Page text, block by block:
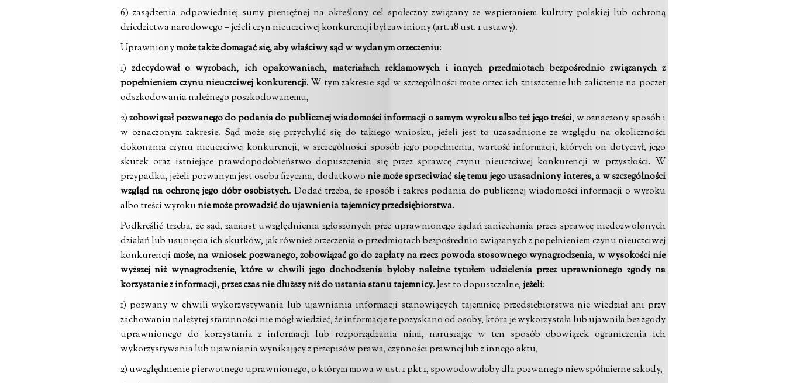
6) zasądzenia odpowiedniej sumy pieniężnej na określony cel społeczny związany ze wspieraniem kultury polskiej lub ochroną
dziedzictwa narodowego – jeżeli czyn nieuczciwej konkurencji był zawiniony (art. 18 ust. 1 ustawy).
Uprawnionymoże także domagać się, aby właściwy sąd w wydanym orzeczeniu:
1)zdecydował o wyrobach, ich opakowaniach, materiałach reklamowych i innych przedmiotach bezpośrednio związanych z
popełnieniem czynu nieuczciwej konkurencji. W tym zakresie sąd w szczególności może orzec ich zniszczenie lub zaliczenie na poczet
odszkodowania należnego poszkodowanemu,
2)zobowiązał pozwanego do podania do publicznej wiadomości informacji o samym wyroku albo też jego treści, w oznaczony sposób i
w oznaczonym zakresie. Sąd może się przychylić się do takiego wniosku, jeżeli jest to uzasadnione ze względu na okoliczności
dokonania czynu nieuczciwej konkurencji, w szczególności sposób jego popełnienia, wartość informacji, których on dotyczył, jego
skutek oraz istniejące prawdopodobieństwo dopuszczenia się przez sprawcę czynu nieuczciwej konkurencji w przyszłości. W
przypadku, jeżeli pozwanym jest osoba fizyczna, dodatkowonie może sprzeciwiać się temu jego uzasadniony interes, a w szczególności
wzgląd na ochronę jego dóbr osobistych. Dodać trzeba, że sposób i zakres podania do publicznej wiadomości informacji o wyroku
albo treści wyrokunie może prowadzić do ujawnienia tajemnicy przedsiębiorstwa.
Podkreślić trzeba, że sąd, zamiast uwzględnienia zgłoszonych prze uprawnionego żądań zaniechania przez sprawcę niedozwolonych
działań lub usunięcia ich skutków, jak również orzeczenia o przedmiotach bezpośrednio związanych z popełnieniem czynu nieuczciwej
konkurencjimoże, na wniosek pozwanego, zobowiązać go do zapłaty na rzecz powoda stosownego wynagrodzenia, w wysokości nie
wyższej niż wynagrodzenie, które w chwili jego dochodzenia byłoby należne tytułem udzielenia przez uprawnionego zgody na
korzystanie z informacji, przez czas nie dłuższy niż do ustania stanu tajemnicy. Jest to dopuszczalne,jeżeli:
1) pozwany w chwili wykorzystywania lub ujawniania informacji stanowiących tajemnicę przedsiębiorstwa nie wiedział ani przy
zachowaniu należytej staranności nie mógł wiedzieć, że informacje te pozyskano od osoby, która je wykorzystała lub ujawniła bez zgody
uprawnionego do korzystania z informacji lub rozporządzania nimi, naruszając w ten sposób obowiązek ograniczenia ich
wykorzystywania lub ujawniania wynikający z przepisów prawa, czynności prawnej lub z innego aktu,
2) uwzględnienie pierwotnego uprawnionego, o którym mowa w ust. 1 pkt 1, spowodowałoby dla pozwanego niewspółmierne szkody,